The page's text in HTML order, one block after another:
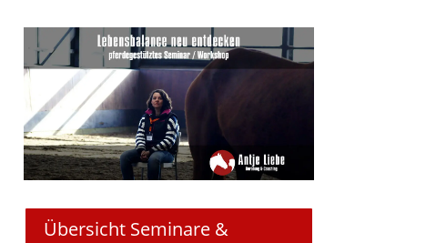
Übersicht Seminare &